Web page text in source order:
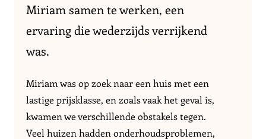
Miriam samen te werken, een
ervaring die wederzijds verrijkend
was.
Miriam was op zoek naar een huis met een
lastige prijsklasse, en zoals vaak het geval is,
kwamen we verschillende obstakels tegen.
Veel huizen hadden onderhoudsproblemen,